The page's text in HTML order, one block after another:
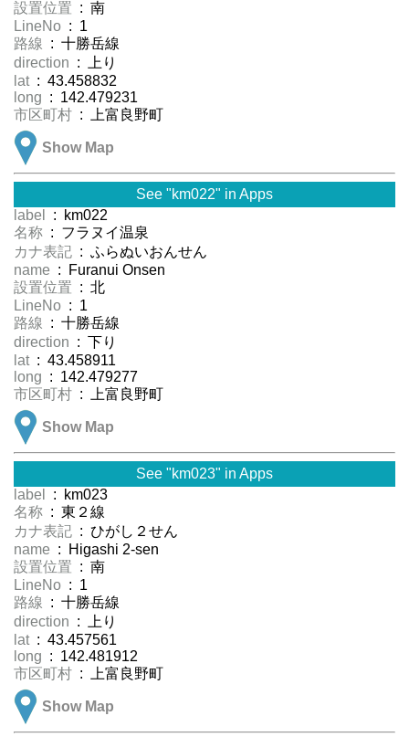
設置位置 : 南
LineNo : 1
路線 : 十勝岳線
direction : 上り
lat : 43.458832
long : 142.479231
市区町村 : 上富良野町
Show Map
See "km022" in Apps
label
: km022
名称 : フラヌイ温泉
カナ表記 : ふらぬいおんせん
name : Furanui Onsen
設置位置 : 北
LineNo : 1
路線 : 十勝岳線
direction : 下り
lat : 43.458911
long : 142.479277
市区町村 : 上富良野町
Show Map
See "km023" in Apps
label
: km023
名称 : 東２線
カナ表記 : ひがし２せん
name : Higashi 2-sen
設置位置 : 南
LineNo : 1
路線 : 十勝岳線
direction : 上り
lat : 43.457561
long : 142.481912
市区町村 : 上富良野町
Show Map